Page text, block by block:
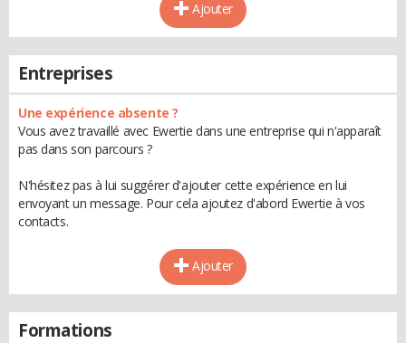
Ajouter
Entreprises
Une expérience absente ?
Vous avez travaillé avec Ewertie dans une entreprise qui n'apparaît
pas dans son parcours ?
N'hésitez pas à lui suggérer d'ajouter cette expérience en lui
envoyant un message. Pour cela ajoutez d'abord Ewertie à vos
contacts.
Ajouter
Formations